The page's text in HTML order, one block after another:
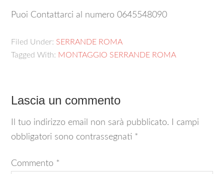
Puoi Contattarci al numero 0645548090
Filed Under: SERRANDE ROMA
Tagged With: MONTAGGIO SERRANDE ROMA
Lascia un commento
Il tuo indirizzo email non sarà pubblicato.
I campi
obbligatori sono contrassegnati *
Commento *